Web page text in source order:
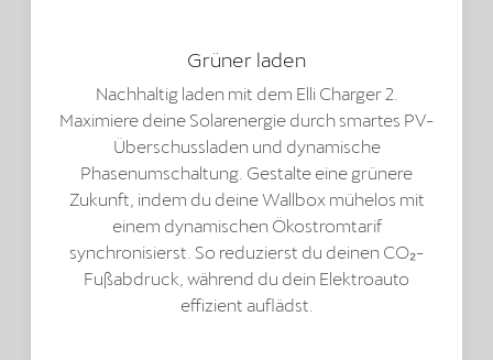
Grüner laden
Nachhaltig laden mit dem Elli Charger 2.
Maximiere deine Solarenergie durch smartes PV-
Überschussladen und dynamische
Phasenumschaltung. Gestalte eine grünere
Zukunft, indem du deine Wallbox mühelos mit
einem dynamischen Ökostromtarif
synchronisierst. So reduzierst du deinen CO₂-
Fußabdruck, während du dein Elektroauto
effizient auflädst.